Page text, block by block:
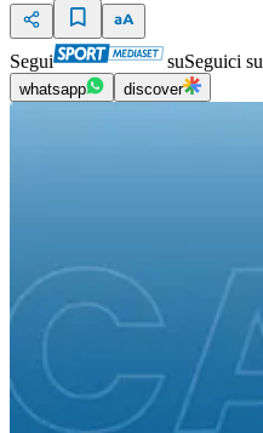
Segui suSeguici su
whatsapp discover